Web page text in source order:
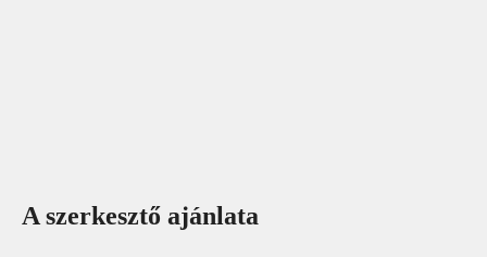
A szerkesztő ajánlata